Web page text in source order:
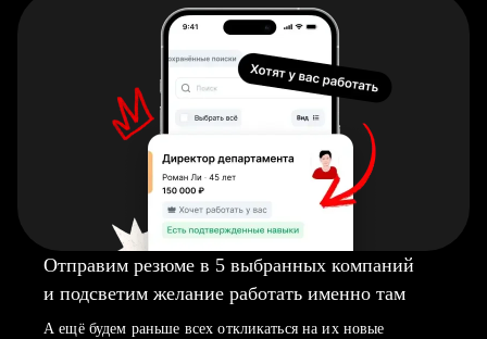
Отправим резюме в 5 выбранных компаний
и подсветим желание работать именно там
А ещё будем раньше всех откликаться на их новые